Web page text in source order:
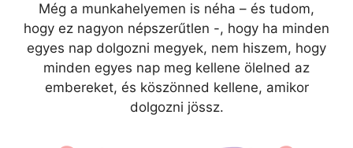
Még a munkahelyemen is néha – és tudom,
hogy ez nagyon népszerűtlen -, hogy ha minden
egyes nap dolgozni megyek, nem hiszem, hogy
minden egyes nap meg kellene ölelned az
embereket, és köszönned kellene, amikor
dolgozni jössz.